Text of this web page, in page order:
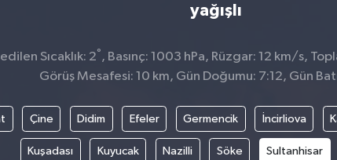
yağışlı
Sıcaklık: 2° , Basınç: 1003 hPa, Rüzgar: 12 km/s,
Görüş Mesafesi: 10 km, Gün Doğumu: 7:12, Gün
Çine Didim Efeler Germencik İncirliova
Kuşadası Kuyucak Nazilli Söke Sultanhisar